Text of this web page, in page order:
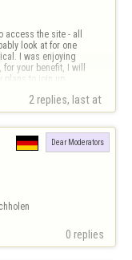
the site - all
look at for one
I was enjoying
your benefit, I will
to join up …
2 replies, last at
Dear Moderators
0 replies